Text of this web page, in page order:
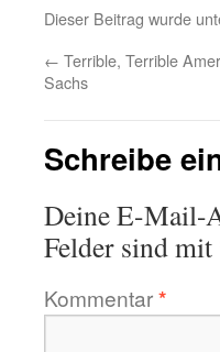
Dieser Beitrag wurde
← Terrible, Terrible
Sachs
Schreibe
Deine E-Mail-
Felder sind mit
Kommentar*